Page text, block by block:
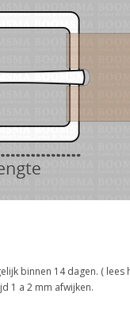
binnen 14 dagen. (
1 a 2 mm afwijken.